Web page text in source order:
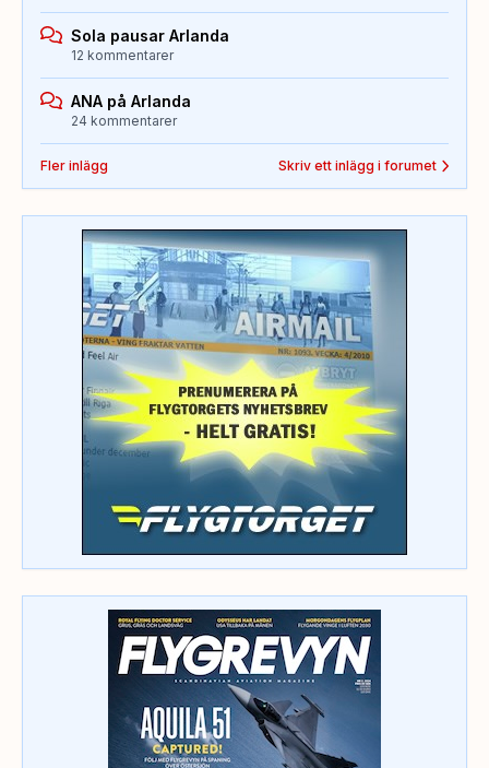
Sola pausar Arlanda
12 kommentarer
ANA på Arlanda
24 kommentarer
Fler inlägg Skriv ett inlägg i forumet